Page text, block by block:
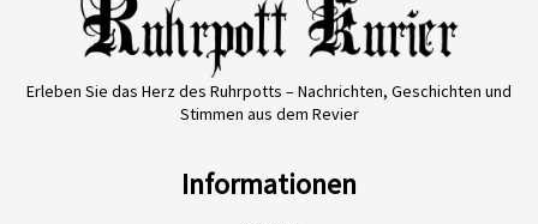
Erleben Sie das Herz des Ruhrpotts – Nachrichten, Geschichten und
Stimmen aus dem Revier
Informationen